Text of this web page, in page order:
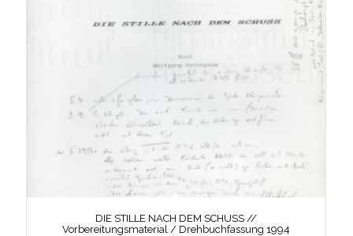
DIE STILLE NACH DEM SCHUSS //
Vorbereitungsmaterial / Drehbuchfassung 1994